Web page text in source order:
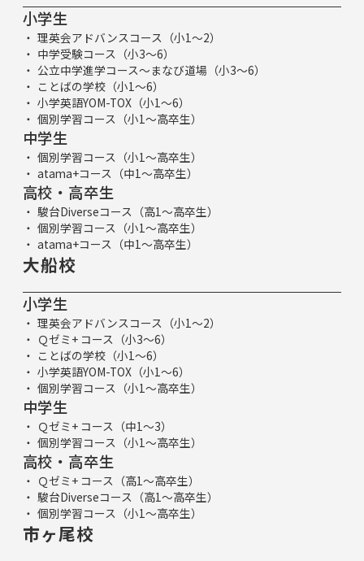
小学生
理英会アドバンスコース（小1～2）
中学受験コース（小3～6）
公立中学進学コース～まなび道場（小3～6）
ことばの学校（小1～6）
小学英語YOM-TOX（小1～6）
個別学習コース（小1～高卒生）
中学生
個別学習コース（小1～高卒生）
atama+コース（中1～高卒生）
高校・高卒生
駿台Diverseコース（高1～高卒生）
個別学習コース（小1～高卒生）
atama+コース（中1～高卒生）
大船校
小学生
理英会アドバンスコース（小1～2）
Ｑゼミ+ コース（小3～6）
ことばの学校（小1～6）
小学英語YOM-TOX（小1～6）
個別学習コース（小1～高卒生）
中学生
Ｑゼミ+ コース（中1～3）
個別学習コース（小1～高卒生）
高校・高卒生
Ｑゼミ+ コース（高1～高卒生）
駿台Diverseコース（高1～高卒生）
個別学習コース（小1～高卒生）
市ヶ尾校